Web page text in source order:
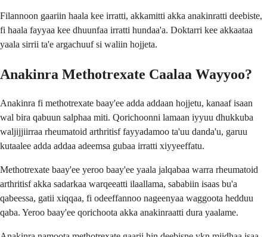
Filannoon gaariin haala kee irratti, akkamitti akka anakinratti deebiste,
fi haala fayyaa kee dhuunfaa irratti hundaa'a. Doktarri kee akkaataa
yaala sirrii ta'e argachuuf si waliin hojjeta.
Anakinra Methotrexate Caalaa Wayyoo?
Anakinra fi methotrexate baay'ee adda addaan hojjetu, kanaaf isaan
wal bira qabuun salphaa miti. Qorichoonni lamaan iyyuu dhukkuba
waljijjiirraa rheumatoid arthritisf fayyadamoo ta'uu danda'u, garuu
kutaalee adda addaa adeemsa gubaa irratti xiyyeeffatu.
Methotrexate baay'ee yeroo baay'ee yaala jalqabaa warra rheumatoid
arthritisf akka sadarkaa warqeeatti ilaallama, sababiin isaas bu'a
qabeessa, gatii xiqqaa, fi odeeffannoo nageenyaa waggoota hedduu
qaba. Yeroo baay'ee qorichoota akka anakinraatti dura yaalame.